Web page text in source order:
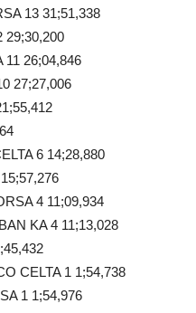
13 31;51,338
29;30,200
11 26;04,846
27;27,006
6 14;28,880
4 11;09,934
KA 4 11;13,028
CELTA 1 1;54,738
1 1;54,976